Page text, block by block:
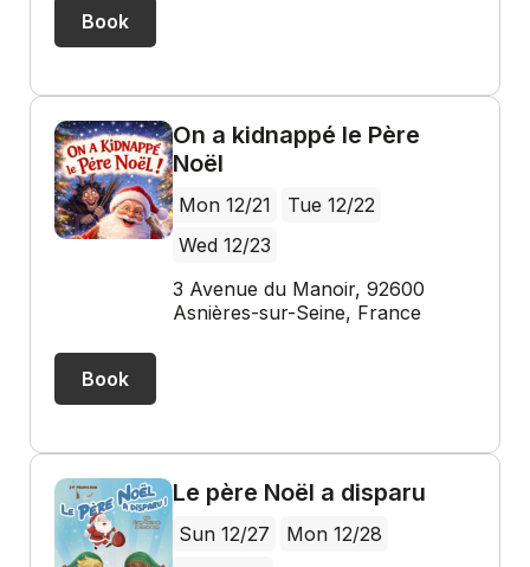
Book
On a kidnappé le Père
Noël
Mon 12/21
Tue 12/22
Wed 12/23
3 Avenue du Manoir, 92600
Asnières-sur-Seine, France
Book
Le père Noël a disparu
Sun 12/27
Mon 12/28